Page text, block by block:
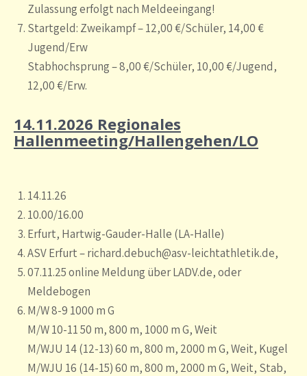
Zulassung erfolgt nach Meldeeingang!
Startgeld: Zweikampf – 12,00 €/Schüler, 14,00 €
Jugend/Erw
Stabhochsprung – 8,00 €/Schüler, 10,00 €/Jugend,
12,00 €/Erw.
14.11.2026 Regionales
Hallenmeeting/Hallengehen/LO
14.11.26
10.00/16.00
Erfurt, Hartwig-Gauder-Halle (LA-Halle)
ASV Erfurt – richard.debuch@asv-leichtathletik.de,
07.11.25 online Meldung über LADV.de, oder
Meldebogen
M/W 8-9 1000 m G
M/W 10-11 50 m, 800 m, 1000 m G, Weit
M/WJU 14 (12-13) 60 m, 800 m, 2000 m G, Weit, Kugel
M/WJU 16 (14-15) 60 m, 800 m, 2000 m G, Weit, Stab,